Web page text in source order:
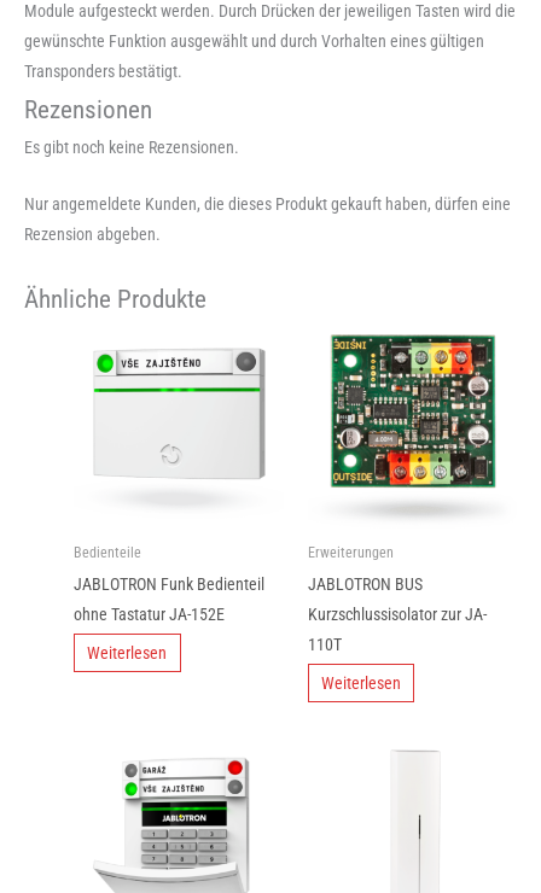
Module aufgesteckt werden. Durch Drücken der jeweiligen Tasten wird die
gewünschte Funktion ausgewählt und durch Vorhalten eines gültigen
Transponders bestätigt.
Rezensionen
Es gibt noch keine Rezensionen.
Nur angemeldete Kunden, die dieses Produkt gekauft haben, dürfen eine
Rezension abgeben.
Ähnliche Produkte
Bedienteile
JABLOTRON Funk Bedienteil
ohne Tastatur JA-152E
Weiterlesen
Erweiterungen
JABLOTRON BUS
Kurzschlussisolator zur JA-
110T
Weiterlesen